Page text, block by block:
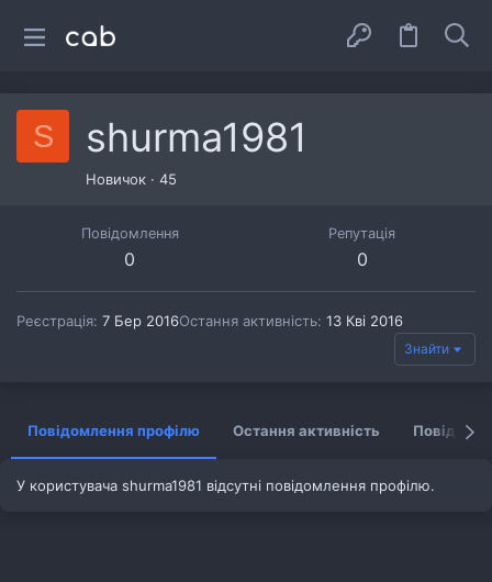
S shurma1981
Новичок · 45
Повідомлення
0
Репутація
0
Реєстрація 7 Бер 2016Остання активність 13 Кві 2016
Знайти
Повідомлення профілю Остання активність
У користувача shurma1981 відсутні повідомлення профілю.